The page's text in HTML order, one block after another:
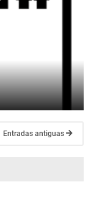
Entradas antiguas